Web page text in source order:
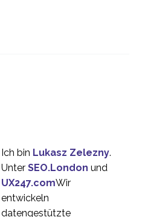
1
3
Ich bin Lukasz Zelezny.
Unter SEO.London und
UX247.comWir
entwickeln
datengestützte